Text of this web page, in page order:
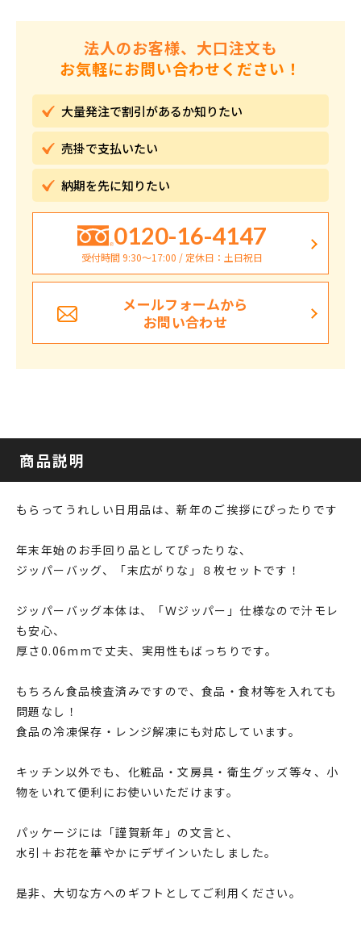
法人のお客様、大口注文も
お気軽にお問い合わせください！
大量発注で割引があるか知りたい
売掛で支払いたい
納期を先に知りたい
0120-16-4147
受付時間 9:30〜17:00 / 定休日：土日祝日
メールフォームから
お問い合わせ
商品説明
もらってうれしい日用品は、新年のご挨拶にぴったりです
年末年始のお手回り品としてぴったりな、
ジッパーバッグ、「末広がりな」８枚セットです！
ジッパーバッグ本体は、「Ｗジッパー」仕様なので汁モレ
も安心、
厚さ0.06mmで丈夫、実用性もばっちりです。
もちろん食品検査済みですので、食品・食材等を入れても
問題なし！
食品の冷凍保存・レンジ解凍にも対応しています。
キッチン以外でも、化粧品・文房具・衛生グッズ等々、小
物をいれて便利にお使いいただけます。
パッケージには「謹賀新年」の文言と、
水引＋お花を華やかにデザインいたしました。
是非、大切な方へのギフトとしてご利用ください。